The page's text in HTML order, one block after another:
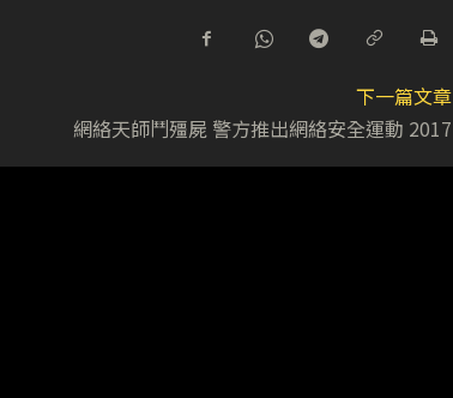
下一篇文章
網絡天師鬥殭屍 警方推出網絡安全運動 2017